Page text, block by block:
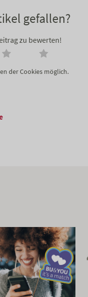
gefallen?
zu bewerten!
der Cookies möglich.